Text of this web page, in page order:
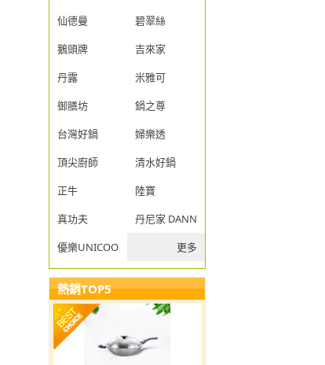
仙德曼
碧翠絲
鵝頭牌
吉來家
丹露
米雅可
御膳坊
鍋之尊
台灣好鍋
婦樂透
頂尖廚師
清水好鍋
正牛
陸寶
真功夫
丹尼家 DANNY JIA
優樂UNICOOK
更多
熱銷TOP5